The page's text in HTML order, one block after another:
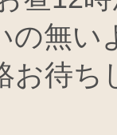
の無い
お待ち